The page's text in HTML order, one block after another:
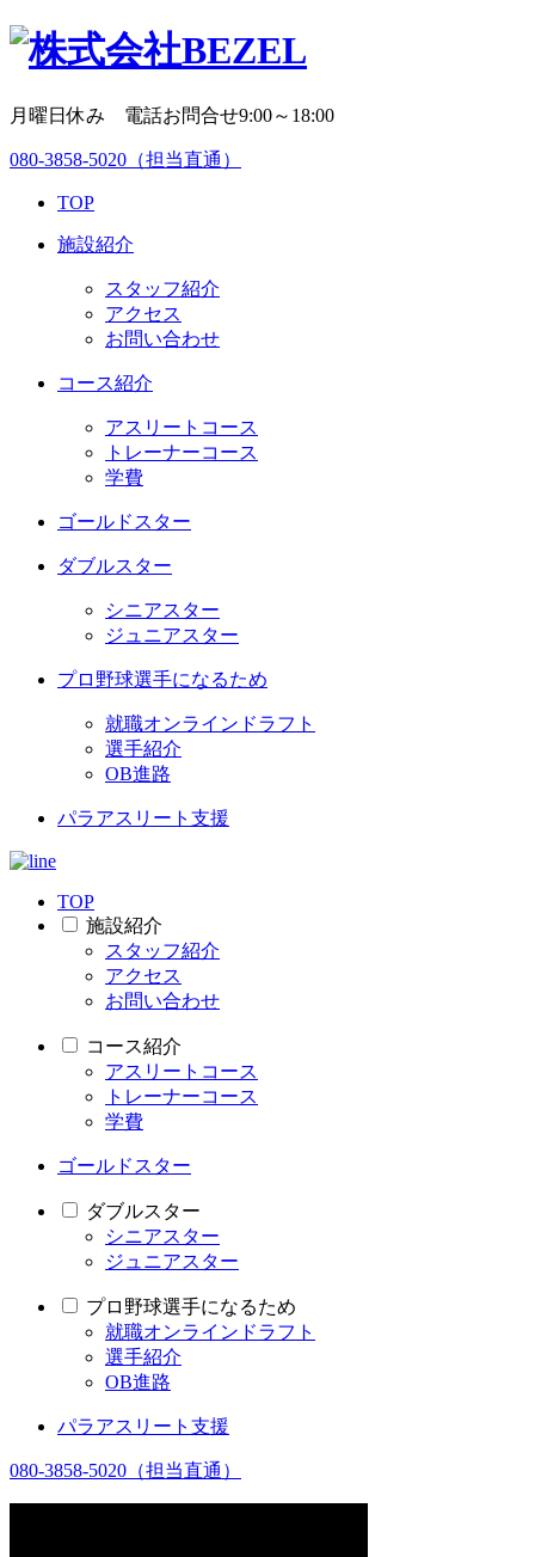
月曜日休み 電話お問合せ9:00～18:00
080-3858-5020 （担当直通）
TOP
施設紹介
スタッフ紹介
アクセス
お問い合わせ
コース紹介
アスリートコース
トレーナーコース
学費
ゴールドスター
ダブルスター
シニアスター
ジュニアスター
プロ野球選手になるため
就職オンラインドラフト
選手紹介
OB進路
パラアスリート支援
TOP
施設紹介
スタッフ紹介
アクセス
お問い合わせ
コース紹介
アスリートコース
トレーナーコース
学費
ゴールドスター
ダブルスター
シニアスター
ジュニアスター
プロ野球選手になるため
就職オンラインドラフト
選手紹介
OB進路
パラアスリート支援
080-3858-5020 （担当直通）